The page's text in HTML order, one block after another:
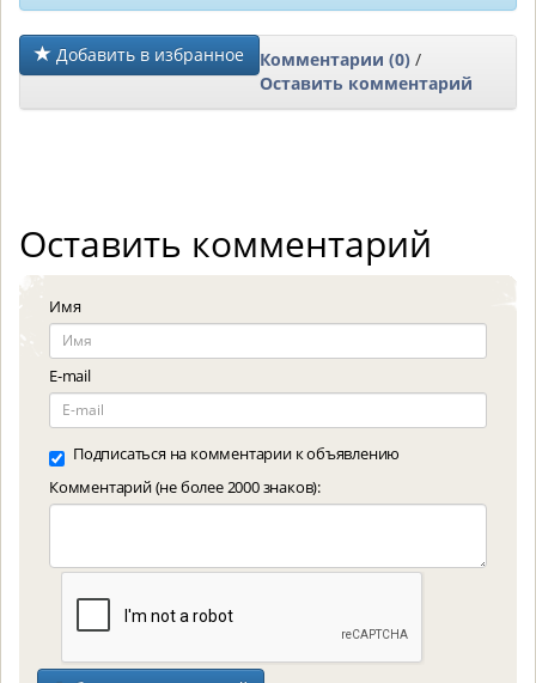
Добавить в избранное Комментарии (0) /
Оставить комментарий
Оставить комментарий
Имя
E-mail
Подписаться на комментарии к объявлению
Комментарий (не более 2000 знаков):